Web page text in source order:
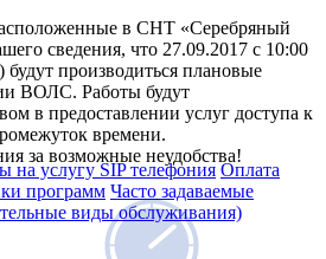
на услугу SIP телефония Оплата
программ Часто задаваемые
виды обслуживания)
в СНТ «Серебряный
сведения, что 27.09.2017 с 10:00
будут производиться плановые
ВОЛС. Работы будут
в предоставлении услуг доступа к
времени.
за возможные неудобства!